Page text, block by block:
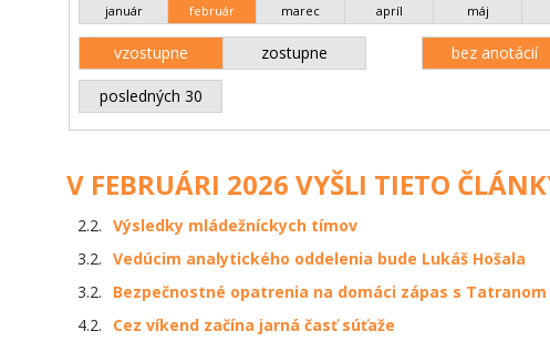
január február marec apríl máj
vzostupne zostupne bez anotácií
posledných 30
V FEBRUÁRI 2026 VYŠLI TIETO
2.2. Výsledky mládežníckych tímov
3.2. Vedúcim analytického oddelenia bude Lukáš Hošala
3.2.
Bezpečnostné opatrenia na domáci zápas s Tatranom
4.2.
Cez víkend začína jarná časť súťaže